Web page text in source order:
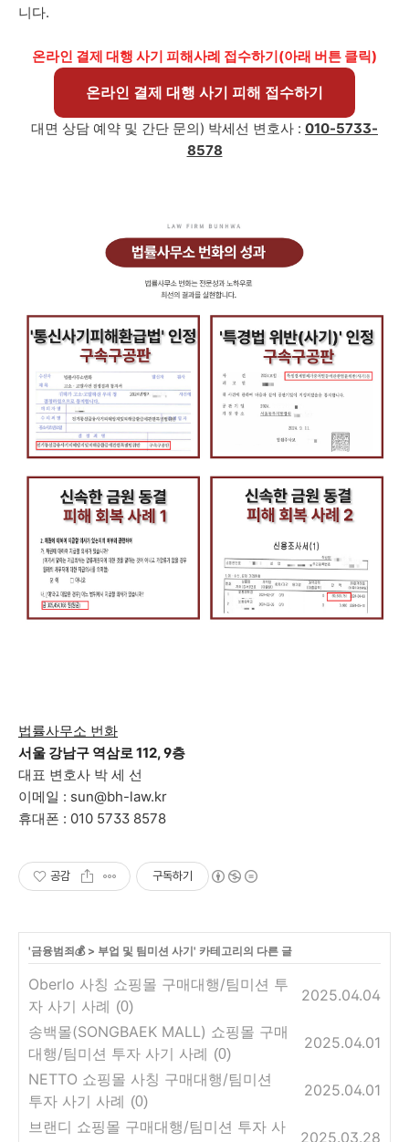
니다.
온라인 결제 대행 사기 피해사례 접수하기(아래 버튼 클릭)
온라인 결제 대행 사기 피해 접수하기
대면 상담 예약 및 간단 문의) 박세선 변호사 : 010-5733-
8578
법률사무소 번화
서울 강남구 역삼로 112, 9층
대표 변호사 박 세 선
이메일 : sun@bh-law.kr
휴대폰 : 010 5733 8578
공감 구독하기
'금융범죄💰> 부업 및 팀미션 사기' 카테고리의 다른 글
Oberlo 사칭 쇼핑몰 구매대행/팀미션 투
자 사기 사례 (0)
2025.04.04
송백몰(SONGBAEK MALL) 쇼핑몰 구매
대행/팀미션 투자 사기 사례 (0)
2025.04.01
NETTO 쇼핑몰 사칭 구매대행/팀미션
투자 사기 사례 (0)
2025.04.01
브랜디 쇼핑몰 구매대행/팀미션 투자 사
2025.03.28